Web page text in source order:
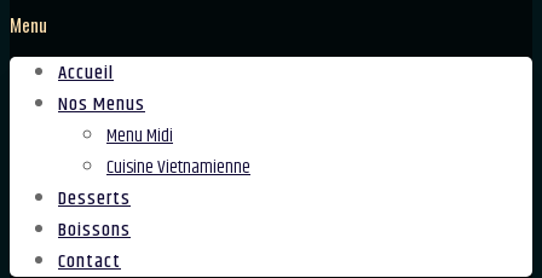
Menu
Accueil
Nos Menus
Menu Midi
Cuisine Vietnamienne
Desserts
Boissons
Contact